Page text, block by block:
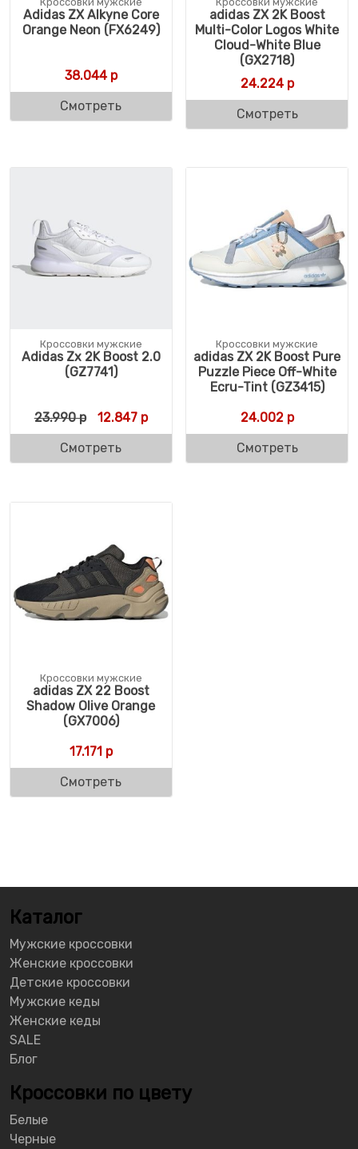
Adidas ZX Alkyne Core
Orange Neon (FX6249)
38.044р
Смотреть
adidas ZX 2K Boost
Multi-Color Logos White
Cloud-White Blue
(GX2718)
24.224р
Смотреть
Кроссовки мужские
Adidas Zx 2K Boost 2.0
(GZ7741)
23.990р Первоначальная цена составляла 23.990
12.847рТекущая цена: 12.847 р.
Смотреть
Кроссовки мужские
adidas ZX 2K Boost Pure
Puzzle Piece Off-White
Ecru-Tint (GZ3415)
24.002р
Смотреть
Кроссовки мужские
adidas ZX 22 Boost
Shadow Olive Orange
(GX7006)
17.171р
Смотреть
Каталог
Мужские кроссовки
Женские кроссовки
Детские кроссовки
Мужские кеды
Женские кеды
SALE
Блог
Кроссовки по цвету
Белые
Черные